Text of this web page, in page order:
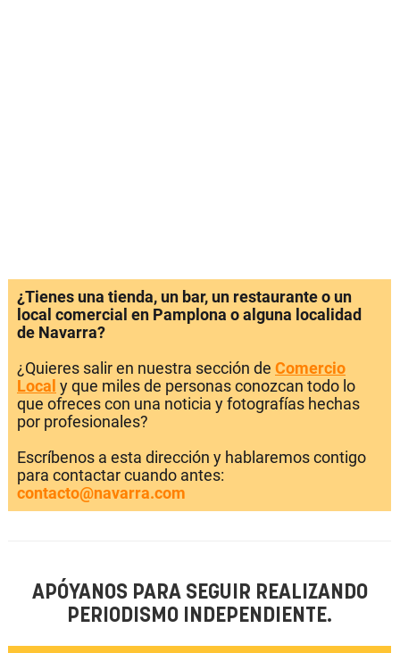
¿Tienes una tienda, un bar, un restaurante o un
local comercial en Pamplona o alguna localidad
de Navarra?
¿Quieres salir en nuestra sección de Comercio
Local y que miles de personas conozcan todo lo
que ofreces con una noticia y fotografías hechas
por profesionales?
Escríbenos a esta dirección y hablaremos contigo
para contactar cuando antes:
contacto@navarra.com
APÓYANOS PARA SEGUIR REALIZANDO
PERIODISMO INDEPENDIENTE.